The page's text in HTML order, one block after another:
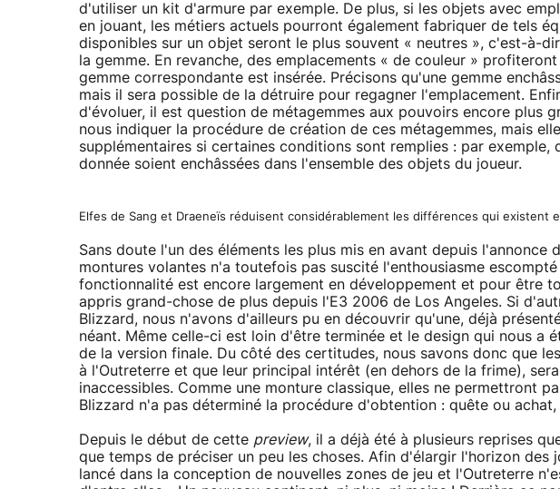
d'utiliser un kit d'armure par exemple. De plus, si les objets avec
en jouant, les métiers actuels pourront également fabriquer de tels
disponibles sur un objet seront le plus souvent « neutres », c'est-à-
la gemme. En revanche, des emplacements « de couleur »
gemme correspondante est insérée. Précisons qu'une gemme
mais il sera possible de la détruire pour regagner l'emplacement.
d'évoluer, il est question de métagemmes aux pouvoirs encore plus
nous indiquer la procédure de création de ces métagemmes, mais
supplémentaires si certaines conditions sont remplies : par exemple,
donnée soient enchâssées dans l'ensemble des objets du joueur.
Elfes de Sang et Draeneïs réduisent considérablement les différences qui existent
Sans doute l'un des éléments les plus mis en avant depuis l'annonce
montures volantes n'a toutefois pas suscité l'enthousiasme
fonctionnalité est encore largement en développement et pour être
appris grand-chose de plus depuis l'E3 2006 de Los Angeles. Si
Blizzard, nous n'avons d'ailleurs pu en découvrir qu'une, déjà
néant. Même celle-ci est loin d'être terminée et le design qui nous a
de la version finale. Du côté des certitudes, nous savons donc que
à l'Outreterre et que leur principal intérêt (en dehors de la frime),
inaccessibles. Comme une monture classique, elles ne permettront
Blizzard n'a pas déterminé la procédure d'obtention : quête ou
Depuis le début de cette preview, il a déjà été à plusieurs reprises
que temps de préciser un peu les choses. Afin d'élargir l'horizon des
lancé dans la conception de nouvelles zones de jeu et l'Outreterre